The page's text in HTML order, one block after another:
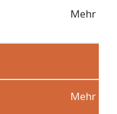
Mehr
Mehr